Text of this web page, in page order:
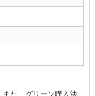
また、グリーン購入法